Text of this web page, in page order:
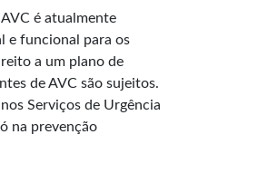
é atualmente
e funcional para os
a um plano de
de AVC são sujeitos.
Serviços de Urgência
na prevenção